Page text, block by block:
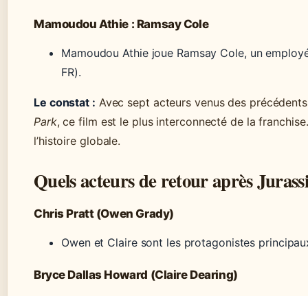
Mamoudou Athie : Ramsay Cole
Mamoudou Athie joue Ramsay Cole, un
FR).
Le constat : Avec sept acteurs venus des
Park, ce film est le plus interconnecté de la
l’histoire globale.
Quels acteurs de retour après
Chris Pratt (Owen Grady)
Owen et Claire sont les protagonistes
Bryce Dallas Howard (Claire Dearing)